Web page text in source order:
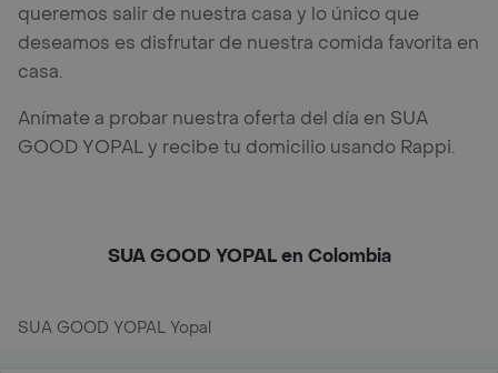
queremos salir de nuestra casa y lo único que
deseamos es disfrutar de nuestra comida favorita en
casa.
Anímate a probar nuestra oferta del día en SUA
GOOD YOPAL y recibe tu domicilio usando Rappi.
SUA GOOD YOPAL en Colombia
SUA GOOD YOPAL Yopal